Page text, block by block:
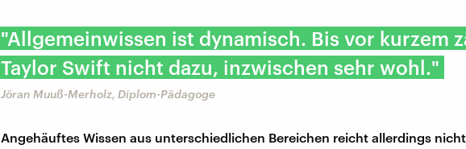
"Allgemeinwissen ist dynamisch. Bis vor kurzem
Taylor Swift nicht dazu, inzwischen sehr wohl."
Jöran Muuß-Merholz, Diplom-Pädagoge
Angehäuftes Wissen aus unterschiedlichen Bereichen reicht allerdings